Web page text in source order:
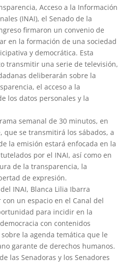
Acceso a la Información
(INAI), el Senado de la
firmaron un convenio de
en la formación de una sociedad
y democrática. Esta
transmitir una serie de televisión,
deliberarán sobre la
el acceso a la
los datos personales y la
semanal de 30 minutos, en
que se transmitirá los sábados, a
la emisión estará enfocada en la
por el INAI, así como en
de la transparencia, la
de expresión.
INAI, Blanca Lilia Ibarra
un espacio en el Canal del
para incidir en la
con contenidos
la agenda temática que le
garante de derechos humanos.
las Senadoras y los Senadores